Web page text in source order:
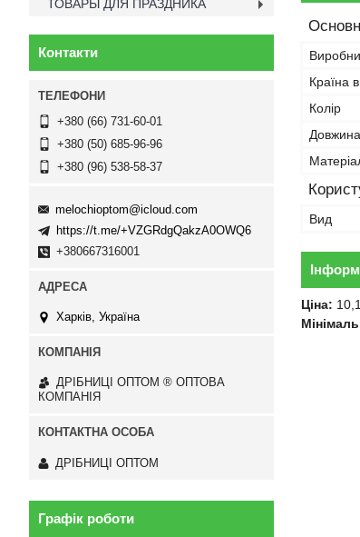
Країна
Колір
Довжина
Вид
Ціна:
ТОВАРЫ ДЛЯ ПРАЗДНИКА
Контакти
+380 (66) 731-60-01
+380 (50) 685-96-96
+380 (96) 538-58-37
melochioptom@icloud.com
https://t.me/+VZGRdgQakzA0OWQ6
+380667316001
Харків, Україна
ДРІБНИЦІ ОПТОМ ® ОПТОВА
КОМПАНІЯ
ДРІБНИЦІ ОПТОМ
Графік роботи